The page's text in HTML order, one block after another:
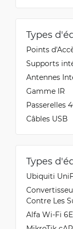
Types
Points
Supports
Antennes
Gamme IR
Passerelles
Câbles USB
Types
Ubiquiti
Contre Les
Alfa Wi-Fi